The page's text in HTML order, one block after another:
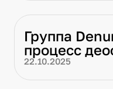
Группа
процесс
22.10.2025